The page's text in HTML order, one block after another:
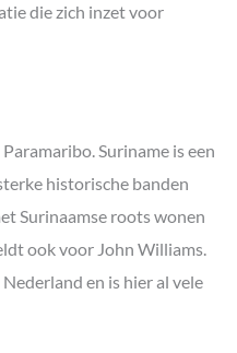
die zich inzet voor
Suriname is een
historische banden
Surinaamse roots wonen
ook voor John Williams.
en is hier al vele